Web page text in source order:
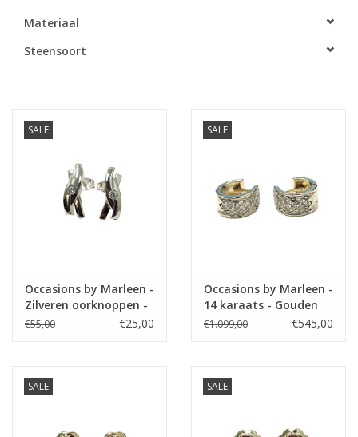
Cadeaukaarten
Materiaal
Steensoort
SALE
Occasions by Marleen -
Zilveren oorknoppen -
Fantasie - Zirkonia
€55,00 €25,00
SALE
Occasions by Marleen -
14 karaats - Gouden
oorringen - Zirkonia
€1.099,00 €545,00
SALE SALE